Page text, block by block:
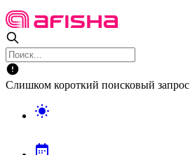
Слишком короткий поисковый запрос